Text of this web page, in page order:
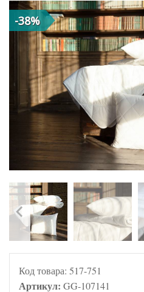
-38%
Код товара: 517-751
Артикул: GG-107141